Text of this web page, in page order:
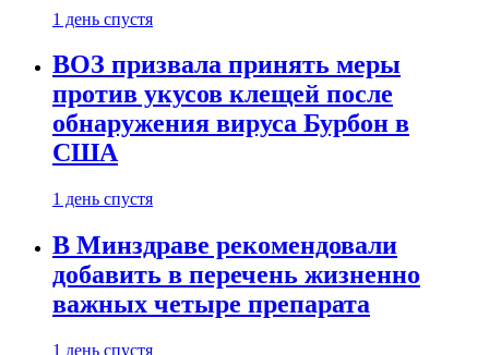
1 день спустя
ВОЗ призвала принять меры
против укусов клещей после
обнаружения вируса Бурбон в
США
1 день спустя
В Минздраве рекомендовали
добавить в перечень жизненно
важных четыре препарата
1 день спустя